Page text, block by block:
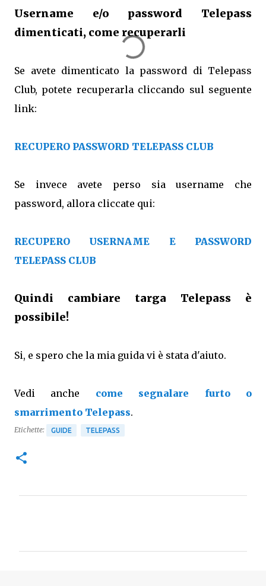
Username e/o password Telepass
dimenticati, come recuperarli
Se avete dimenticato la password di Telepass
Club, potete recuperarla cliccando sul seguente
link:
RECUPERO PASSWORD TELEPASS CLUB
Se invece avete perso sia username che
password, allora cliccate qui:
RECUPERO USERNAME E PASSWORD
TELEPASS CLUB
Quindi cambiare targa Telepass è
possibile!
Si, e spero che la mia guida vi è stata d'aiuto.
Vedi anche come segnalare furto o
smarrimento Telepass.
Etichette: GUIDE TELEPASS
m